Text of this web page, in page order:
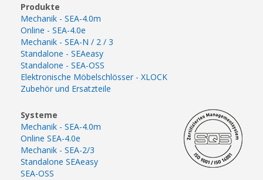
Produkte
Mechanik - SEA-4.0m
Online - SEA-4.0e
Mechanik - SEA-N / 2 / 3
Standalone - SEAeasy
Standalone - SEA-OSS
Elektronische Möbelschlösser - XLOCK
Zubehör und Ersatzteile
Systeme
Mechanik - SEA-4.0m
Online SEA-4.0e
Mechanik - SEA-2/3
Standalone SEAeasy
SEA-OSS